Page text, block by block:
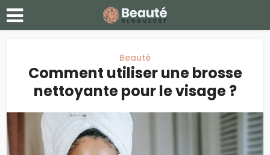
Beauté
Comment utiliser une brosse
nettoyante pour le visage ?